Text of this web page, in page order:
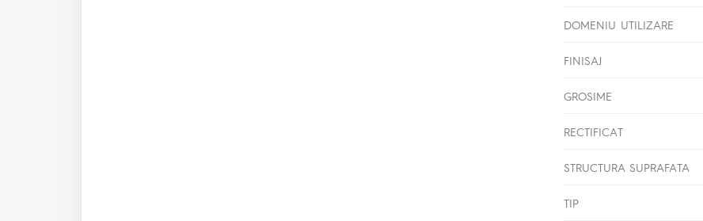
DOMENIU UTILIZARE
FINISAJ
GROSIME
RECTIFICAT
STRUCTURA SUPRAFATA
TIP